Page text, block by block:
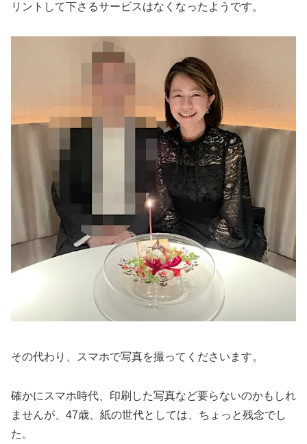
リントして下さるサービスはなくなったようです。
その代わり、スマホで写真を撮ってくださいます。
確かにスマホ時代、印刷した写真など要らないのかもしれ
ませんが、47歳、紙の世代としては、ちょっと残念でし
た。